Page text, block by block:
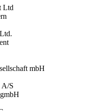
Ltd
mbH
A/S